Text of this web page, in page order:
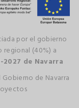
por el gobierno
regional (40%) a
2027 de Navarra
de Navarra